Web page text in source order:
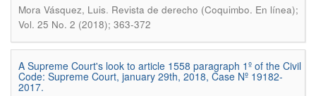
Mora Vásquez, Luis. Revista de derecho (Coquimbo. En línea);
Vol. 25 No. 2 (2018); 363-372
A Supreme Court's look to article 1558 paragraph 1º of the Civil
Code: Supreme Court, january 29th, 2018, Case Nº 19182-
2017.